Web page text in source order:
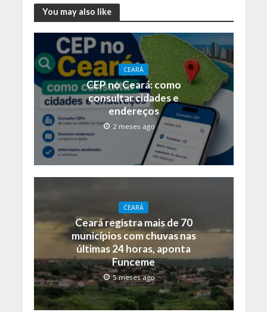
You may also like
CEARÁ
CEP no Ceará: como
consultar cidades e
endereços
2 meses ago
CEARÁ
Ceará registra mais de 70
municípios com chuvas nas
últimas 24 horas, aponta
Funceme
5 meses ago